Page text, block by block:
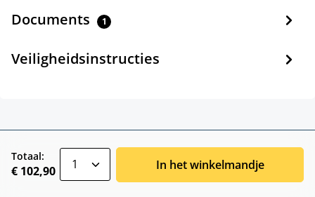
Documents 1
Veiligheidsinstructies
Totaal:
€ 102,90 In het winkelmandje